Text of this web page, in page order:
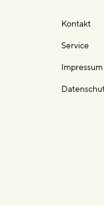
Kontakt
Service
Impressum